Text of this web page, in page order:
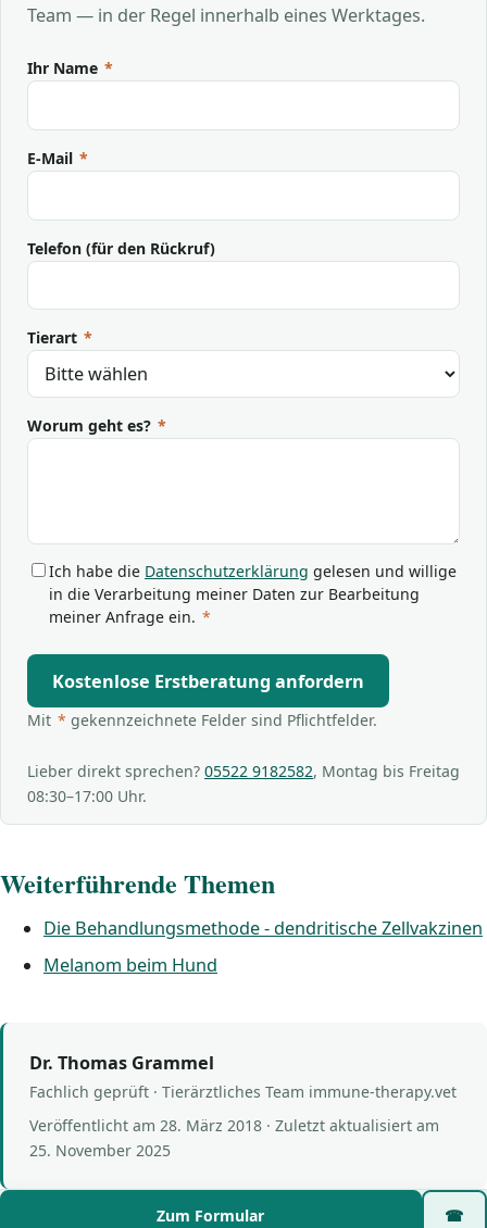
Team — in der Regel innerhalb eines Werktages.
Ihr Name *
E-Mail *
Telefon (für den Rückruf)
Tierart *
Worum geht es? *
Ich habe die Datenschutzerklärung gelesen und willige
in die Verarbeitung meiner Daten zur Bearbeitung
meiner Anfrage ein. *
Kostenlose Erstberatung anfordern
Mit * gekennzeichnete Felder sind Pflichtfelder.
Lieber direkt sprechen? 05522 9182582, Montag bis Freitag
08:30–17:00 Uhr.
Weiterführende Themen
Die Behandlungsmethode - dendritische Zellvakzinen
Melanom beim Hund
Dr. Thomas Grammel
Fachlich geprüft · Tierärztliches Team immune-therapy.vet
Veröffentlicht am 28. März 2018 · Zuletzt aktualisiert am
25. November 2025
Zum Formular ☎